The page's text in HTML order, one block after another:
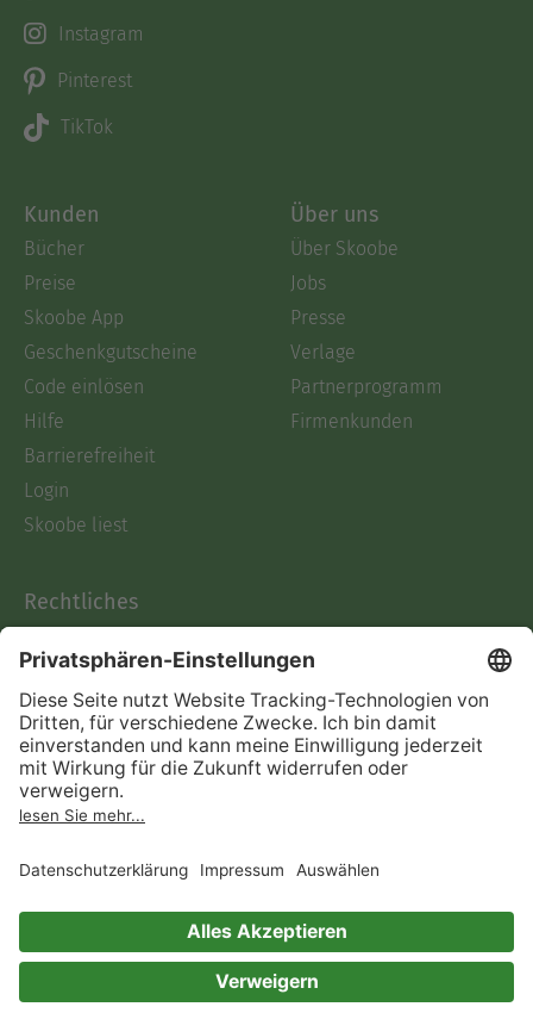
Instagram
Pinterest
TikTok
Kunden
Bücher
Preise
Skoobe App
Geschenkgutscheine
Code einlösen
Hilfe
Barrierefreiheit
Login
Skoobe liest
Über uns
Über Skoobe
Jobs
Presse
Verlage
Partnerprogramm
Firmenkunden
Rechtliches
AGB
Informationen nach Data
Act
Verträge hier kündigen
Impressum
Immer ein gutes Buch